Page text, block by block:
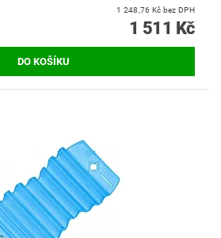
1 248,76 Kč bez DPH
1 511 Kč